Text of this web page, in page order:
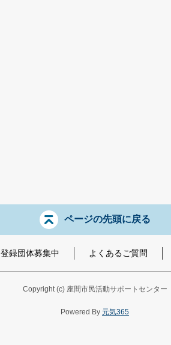
ページの先頭に戻る
登録団体募集中 よくあるご質問
Copyright(c) 座間市民活動サポートセンター
Powered By 元気365